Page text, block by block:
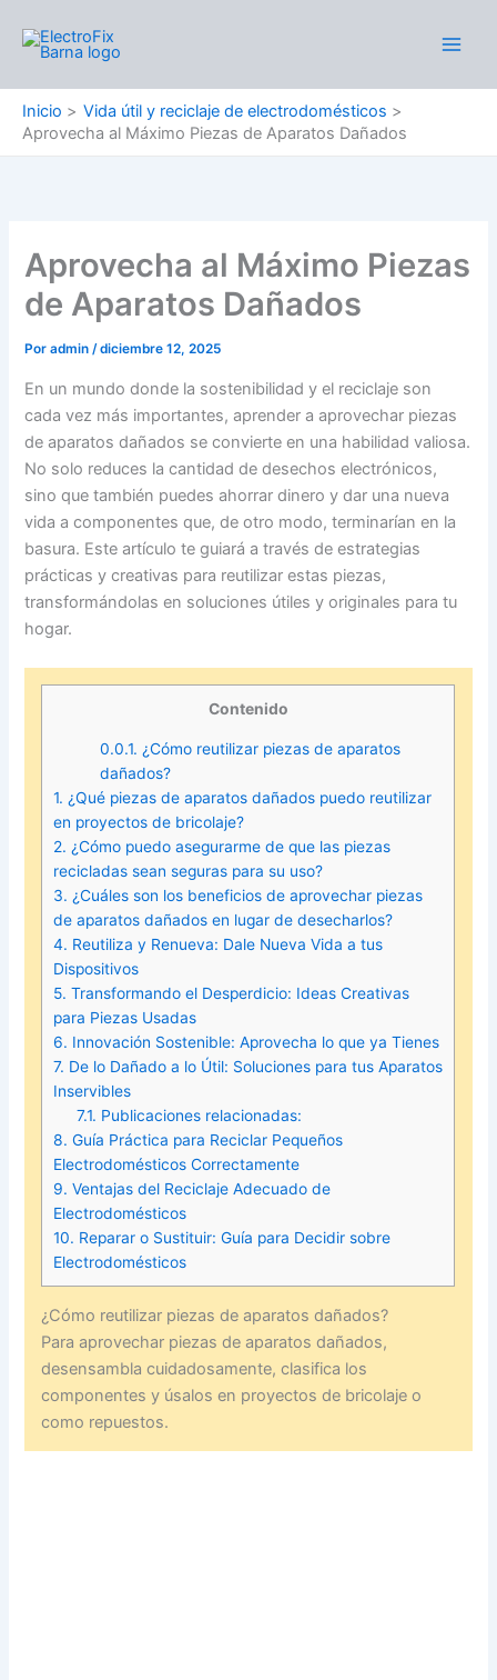
contenido
Inicio
Vida útil y reciclaje de electrodomésticos
Aprovecha al Máximo Piezas de Aparatos Dañados
Aprovecha al Máximo Piezas
de Aparatos Dañados
Poradmin/diciembre 12, 2025
En un mundo donde la sostenibilidad y el reciclaje son
cada vez más importantes, aprender a aprovechar piezas
de aparatos dañados se convierte en una habilidad valiosa.
No solo reduces la cantidad de desechos electrónicos,
sino que también puedes ahorrar dinero y dar una nueva
vida a componentes que, de otro modo, terminarían en la
basura. Este artículo te guiará a través de estrategias
prácticas y creativas para reutilizar estas piezas,
transformándolas en soluciones útiles y originales para tu
hogar.
Contenido
0.0.1. ¿Cómo reutilizar piezas de aparatos
dañados?
1. ¿Qué piezas de aparatos dañados puedo reutilizar
en proyectos de bricolaje?
2. ¿Cómo puedo asegurarme de que las piezas
recicladas sean seguras para su uso?
3. ¿Cuáles son los beneficios de aprovechar piezas
de aparatos dañados en lugar de desecharlos?
4. Reutiliza y Renueva: Dale Nueva Vida a tus
Dispositivos
5. Transformando el Desperdicio: Ideas Creativas
para Piezas Usadas
6. Innovación Sostenible: Aprovecha lo que ya Tienes
7. De lo Dañado a lo Útil: Soluciones para tus Aparatos
Inservibles
7.1. Publicaciones relacionadas:
8. Guía Práctica para Reciclar Pequeños
Electrodomésticos Correctamente
9. Ventajas del Reciclaje Adecuado de
Electrodomésticos
10. Reparar o Sustituir: Guía para Decidir sobre
Electrodomésticos
¿Cómo reutilizar piezas de aparatos dañados?
Para aprovechar piezas de aparatos dañados,
desensambla cuidadosamente, clasifica los
componentes y úsalos en proyectos de bricolaje o
como repuestos.